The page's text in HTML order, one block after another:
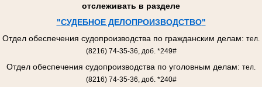
отслеживать в разделе
"СУДЕБНОЕ ДЕЛОПРОИЗВОДСТВО"
Отдел обеспечения судопроизводства по гражданским делам: тел.
(8216) 74-35-36, доб. *249#
Отдел обеспечения судопроизводства по уголовным делам: тел.
(8216) 74-35-36, доб. *240#